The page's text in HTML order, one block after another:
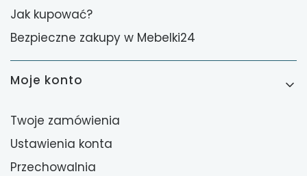
Jak kupować?
Bezpieczne zakupy w Mebelki24
Moje konto
Twoje zamówienia
Ustawienia konta
Przechowalnia